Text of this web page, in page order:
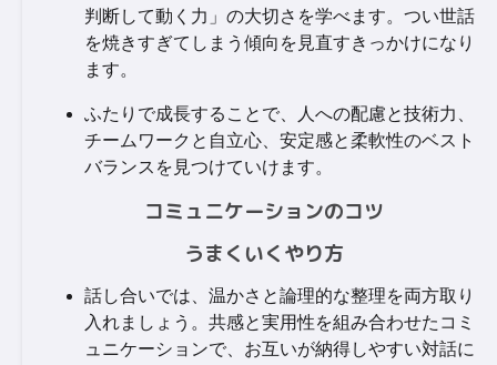
判断して動く力」の大切さを学べます。つい世話
を焼きすぎてしまう傾向を見直すきっかけになり
ます。
ふたりで成長することで、人への配慮と技術力、
チームワークと自立心、安定感と柔軟性のベスト
バランスを見つけていけます。
コミュニケーションのコツ
うまくいくやり方
話し合いでは、温かさと論理的な整理を両方取り
入れましょう。共感と実用性を組み合わせたコミ
ュニケーションで、お互いが納得しやすい対話に